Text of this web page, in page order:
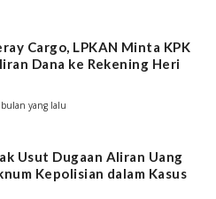
Cargo, LPKAN Minta KPK
Dana ke Rekening Heri
yang lalu
Usut Dugaan Aliran Uang
Kepolisian dalam Kasus